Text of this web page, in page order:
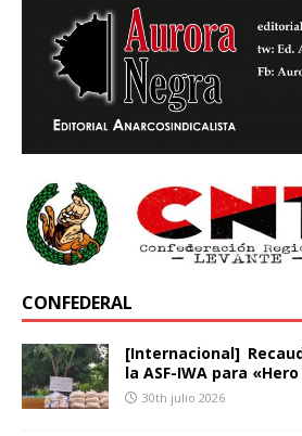
CONFEDERAL
[Internacional]
la ASF-IWA para
30th julio 2026